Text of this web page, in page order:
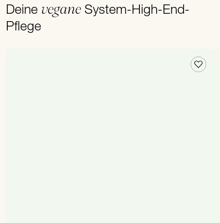
Deine vegane System-High-End-
Pflege